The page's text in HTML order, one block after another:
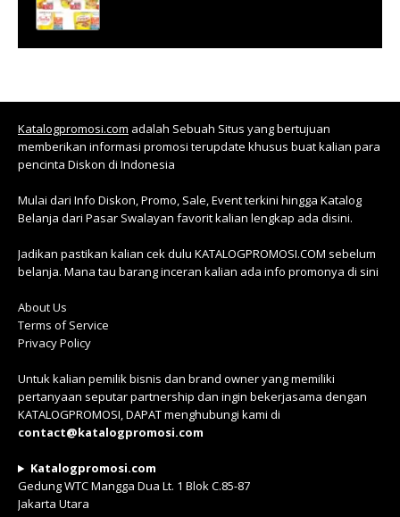
Katalogpromosi.com adalah Sebuah Situs yang bertujuan
memberikan informasi promosi terupdate khusus buat kalian para
pencinta Diskon di Indonesia
Mulai dari Info Diskon, Promo, Sale, Event terkini hingga Katalog
Belanja dari Pasar Swalayan favorit kalian lengkap ada disini.
Jadikan pastikan kalian cek dulu KATALOGPROMOSI.COM sebelum
belanja. Mana tau barang inceran kalian ada info promonya di sini
About Us
Terms of Service
Privacy Policy
Untuk kalian pemilik bisnis dan brand owner yang memiliki
pertanyaan seputar partnership dan ingin bekerjasama dengan
KATALOGPROMOSI, DAPAT menghubungi kami di
contact@katalogpromosi.com
Katalogpromosi.com
Gedung WTC Mangga Dua Lt. 1 Blok C.85-87
Jakarta Utara